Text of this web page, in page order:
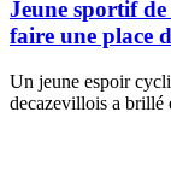
Jeune sportif
faire une place
Un jeune espoir
decazevillois a brillé